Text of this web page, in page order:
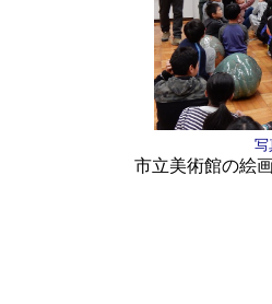
市立美術館の絵